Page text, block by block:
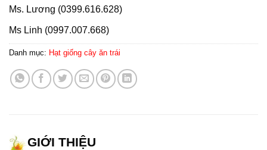
Ms. Lương (0399.616.628)
Ms Linh (0997.007.668)
Danh mục: Hạt giống cây ăn trái
GIỚI THIỆU